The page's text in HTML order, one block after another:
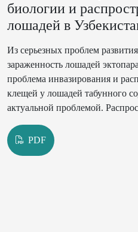
биологии и
лошадей в
Из серьезных проблем
зараженность лошадей
проблема инвазирования и
клещей у лошадей табунного
актуальной проблемой.
климатического характера и
возбудителя, особенности его
PDF